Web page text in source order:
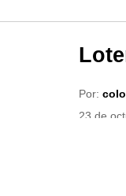
Por:
23 de